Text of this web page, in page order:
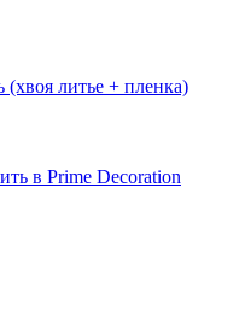
(хвоя литье + пленка)